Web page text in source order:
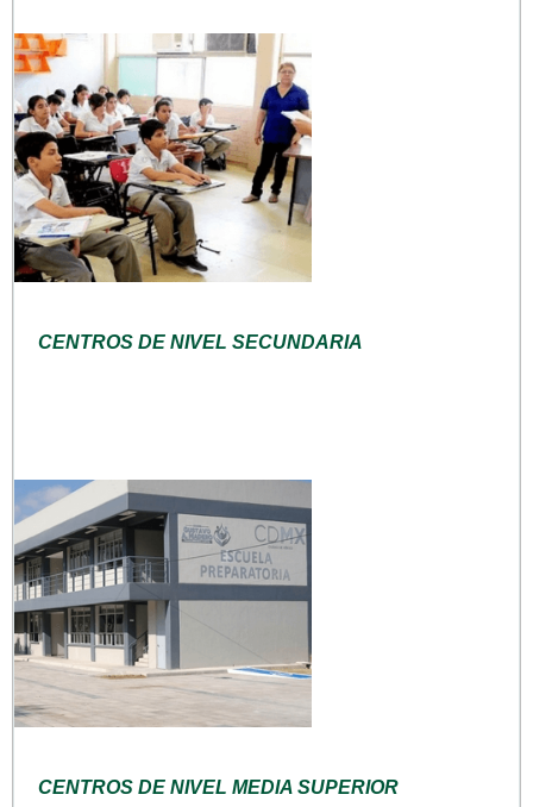
CENTROS DE NIVEL SECUNDARIA
CENTROS DE NIVEL MEDIA SUPERIOR